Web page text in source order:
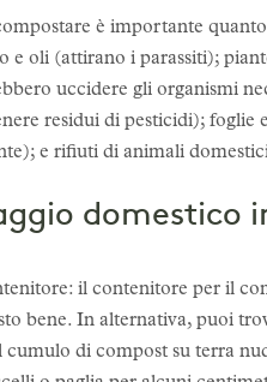
è importante
e oli (attirano i parassiti);
uccidere gli organismi
residui di pesticidi); foglie
e rifiuti di animali
domestico
il contenitore per il
bene. In alternativa, puoi
cumulo di compost su terra